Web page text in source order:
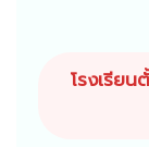
โรงเรีย